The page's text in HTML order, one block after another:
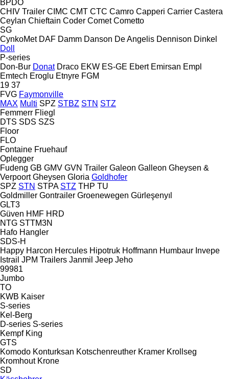
BPDO
CHIV Trailer CIMC CMT CTC Camro Capperi Carrier Castera
Ceylan Chieftain Coder Comet Cometto
SG
CynkoMet DAF Damm Danson De Angelis Dennison Dinkel
Doll
P-series
Don-Bur Donat Draco EKW ES-GE Ebert Emirsan Empl
Emtech Eroglu Etnyre FGM
19 37
FVG Faymonville
MAX Multi SPZ STBZ STN STZ
Femmerr Fliegl
DTS SDS SZS
Floor
FLO
Fontaine Fruehauf
Oplegger
Fudeng GB GMV GVN Trailer Galeon Galleon Gheysen &
Verpoort Gheysen Gloria Goldhofer
SPZ STN STPA STZ THP TU
Goldmiller Gontrailer Groenewegen Gürleşenyıl
GLT3
Güven HMF HRD
NTG STTM3N
Hafo Hangler
SDS-H
Happy Harcon Hercules Hipotruk Hoffmann Humbaur Invepe
Istrail JPM Trailers Janmil Jeep Jeho
99981
Jumbo
TO
KWB Kaiser
S-series
Kel-Berg
D-series S-series
Kempf King
GTS
Komodo Konturksan Kotschenreuther Kramer Krollseg
Kromhout Krone
SD